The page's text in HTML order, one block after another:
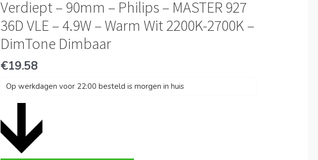
Verdiept – 90mm – Philips – MASTER 927
36D VLE – 4.9W – Warm Wit 2200K-2700K –
DimTone Dimbaar
€19.58
Op werkdagen voor 22:00 besteld is morgen in huis